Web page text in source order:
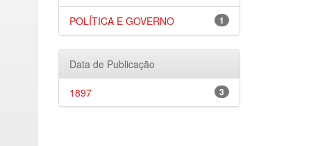
1
POLÍTICA E GOVERNO
Data de Publicação
3
1897